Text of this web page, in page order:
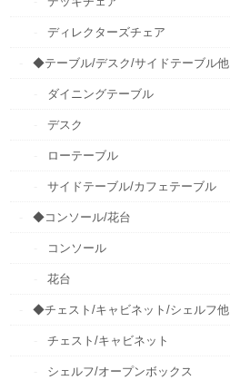
ディレクターズチェア
◆テーブル/デスク/サイドテーブル他
ダイニングテーブル
デスク
ローテーブル
サイドテーブル/カフェテーブル
◆コンソール/花台
コンソール
花台
◆チェスト/キャビネット/シェルフ他
チェスト/キャビネット
シェルフ/オープンボックス